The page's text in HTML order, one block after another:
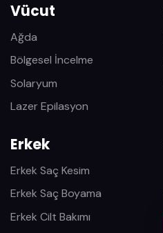
Vücut
Ağda
Bölgesel İncelme
Solaryum
Lazer Epilasyon
Erkek
Erkek Saç Kesim
Erkek Saç Boyama
Erkek Cilt Bakımı